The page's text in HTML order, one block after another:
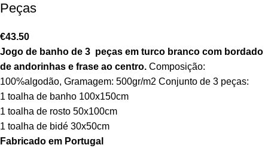
Peças
€43.50
Jogo de banho de 3 peças em turco branco com bordado
de andorinhas e frase ao centro. Composição:
100%algodão, Gramagem: 500gr/m2 Conjunto de 3 peças:
1 toalha de banho 100x150cm
1 toalha de rosto 50x100cm
1 toalha de bidé 30x50cm
Fabricado em Portugal